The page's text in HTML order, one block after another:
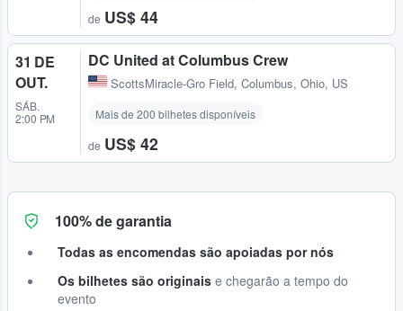
de US$ 44
31 DE
OUT.
SÁB.
2:00 PM
DC United at Columbus Crew
ScottsMiracle-Gro Field, Columbus, Ohio, US
Mais de 200 bilhetes disponíveis
de US$ 42
100% de garantia
Todas as encomendas são apoiadas por nós
Os bilhetes são originais e chegarão a tempo do
evento